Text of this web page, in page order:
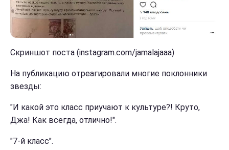
Скриншот поста (instagram.com/jamalajaaa)
На публикацию отреагировали многие поклонники
звезды:
"И какой это класс приучают к культуре?! Круто,
Джа! Как всегда, отлично!".
"7-й класс".